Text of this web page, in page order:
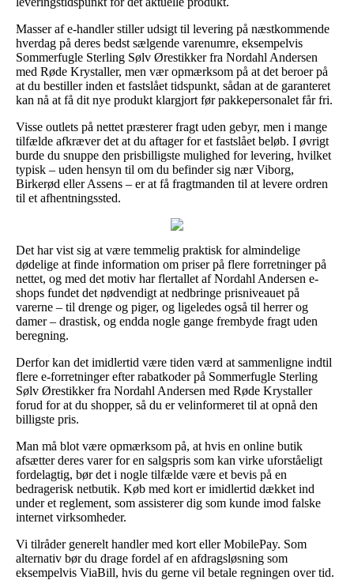
Masser af e-handler stiller udsigt til levering på næstkommende
hverdag på deres bedst sælgende varenumre, eksempelvis
Sommerfugle Sterling Sølv Ørestikker fra Nordahl Andersen
med Røde Krystaller, men vær opmærksom på at det beroer på
at du bestiller inden et fastslået tidspunkt, sådan at de garanteret
kan nå at få dit nye produkt klargjort før pakkepersonalet får fri.
Visse outlets på nettet præsterer fragt uden gebyr, men i mange
tilfælde afkræver det at du aftager for et fastslået beløb. I øvrigt
burde du snuppe den prisbilligste mulighed for levering, hvilket
typisk – uden hensyn til om du befinder sig nær Viborg,
Birkerød eller Assens – er at få fragtmanden til at levere ordren
til et afhentningssted.
Det har vist sig at være temmelig praktisk for almindelige
dødelige at finde information om priser på flere forretninger på
nettet, og med det motiv har flertallet af Nordahl Andersen e-
shops fundet det nødvendigt at nedbringe prisniveauet på
varerne – til drenge og piger, og ligeledes også til herrer og
damer – drastisk, og endda nogle gange frembyde fragt uden
beregning.
Derfor kan det imidlertid være tiden værd at sammenligne indtil
flere e-forretninger efter rabatkoder på Sommerfugle Sterling
Sølv Ørestikker fra Nordahl Andersen med Røde Krystaller
forud for at du shopper, så du er velinformeret til at opnå den
billigste pris.
Man må blot være opmærksom på, at hvis en online butik
afsætter deres varer for en salgspris som kan virke uforståeligt
fordelagtig, bør det i nogle tilfælde være et bevis på en
bedragerisk netbutik. Køb med kort er imidlertid dækket ind
under et reglement, som assisterer dig som kunde imod falske
internet virksomheder.
Vi tilråder generelt handler med kort eller MobilePay. Som
alternativ bør du drage fordel af en afdragsløsning som
eksempelvis ViaBill, hvis du gerne vil betale regningen over tid.